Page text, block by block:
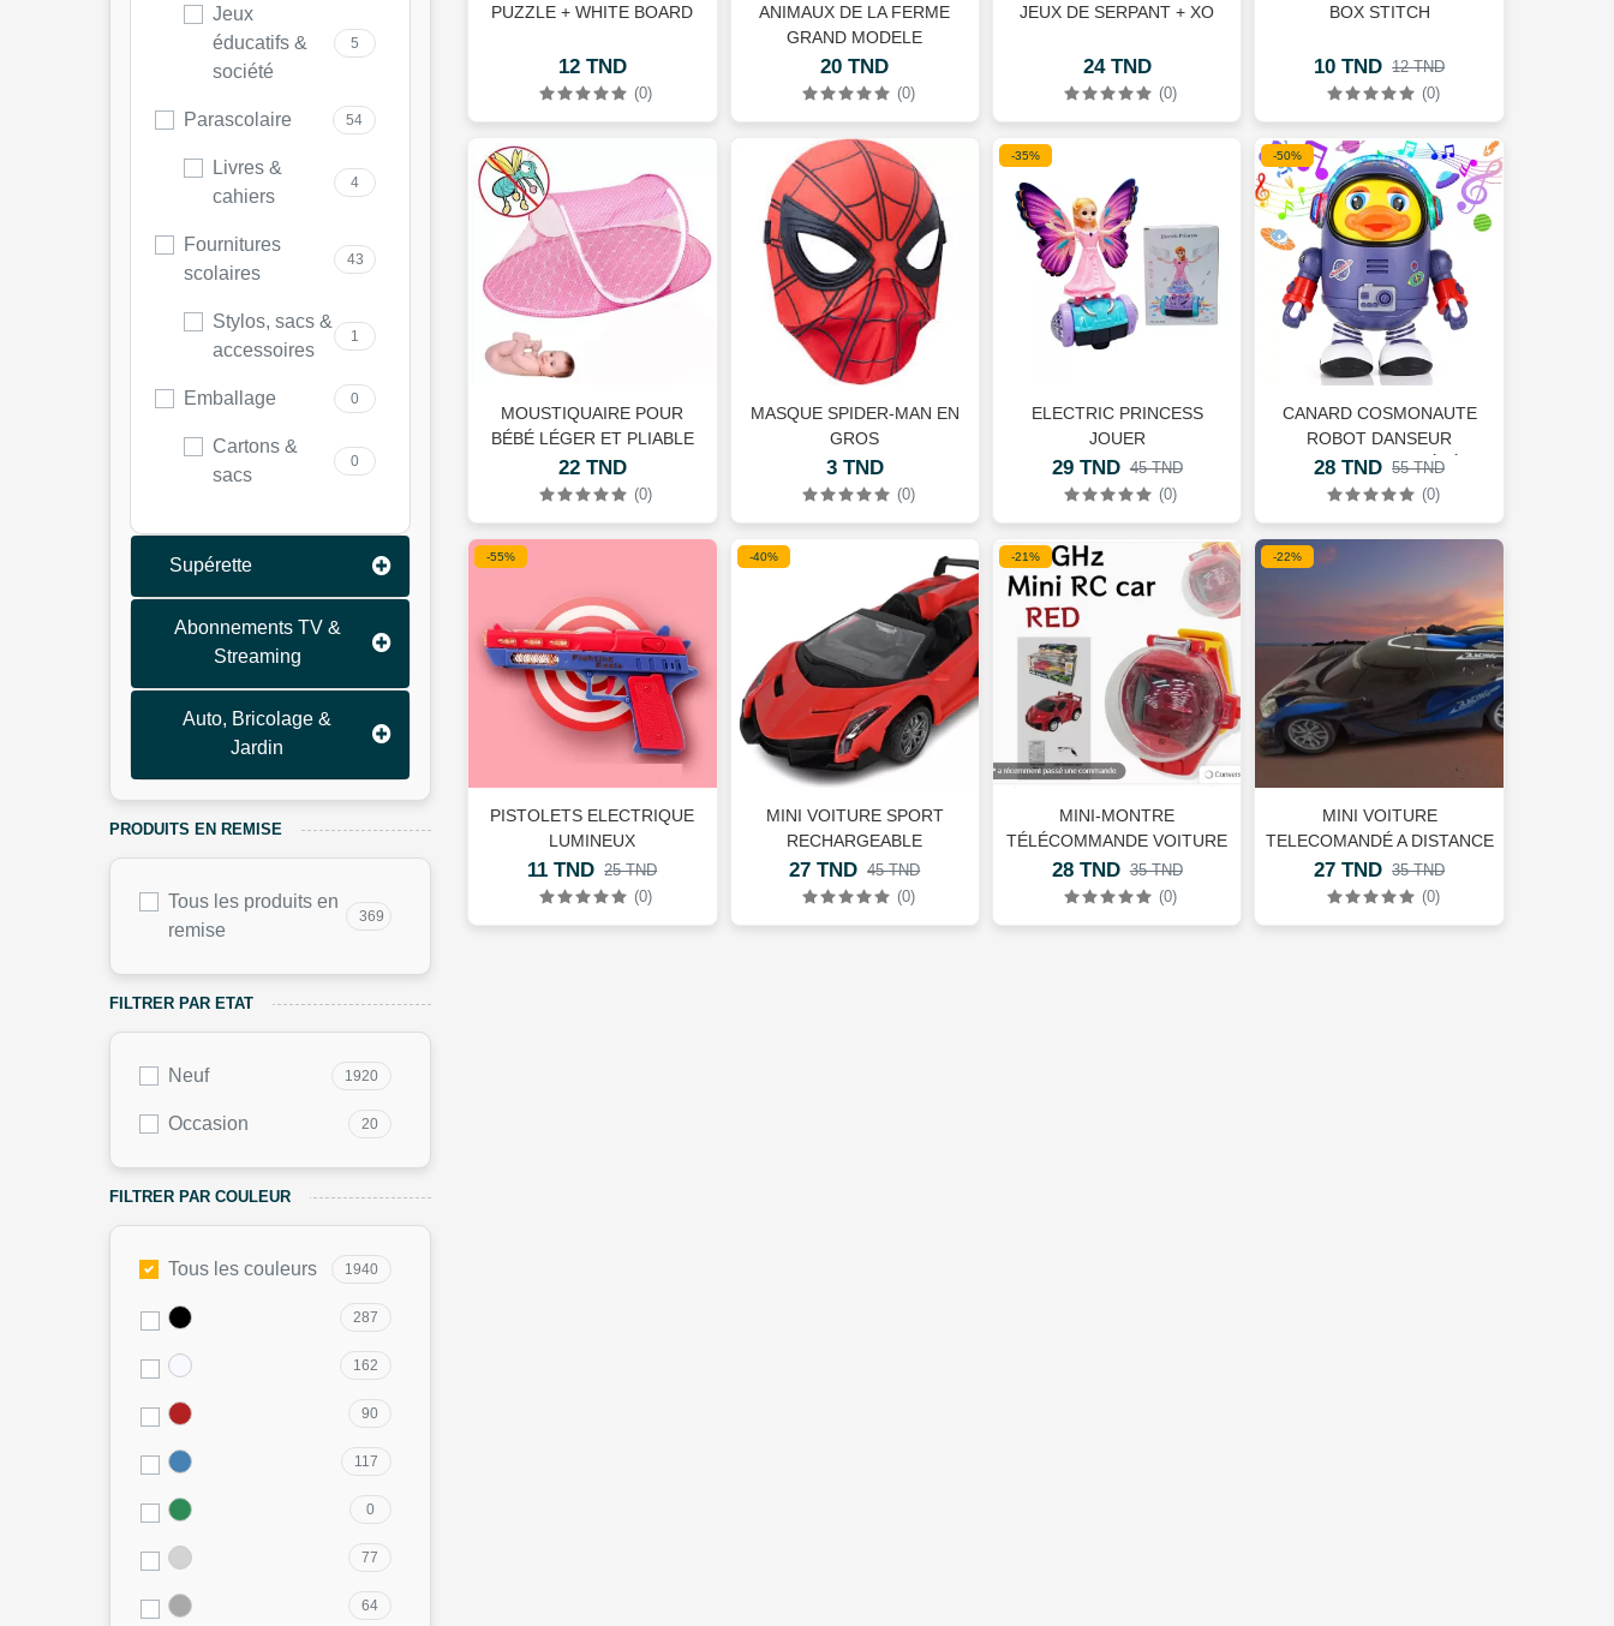
Jeux
éducatifs &
société
5
Parascolaire 54
Livres &
cahiers
4
Fournitures
scolaires
43
Stylos, sacs &
accessoires
1
Emballage 0
Cartons &
sacs
0
Supérette
Abonnements TV &
Streaming
Auto, Bricolage &
Jardin
PRODUITS EN REMISE
Tous les produits en
remise
369
FILTRER PAR ETAT
Neuf 1920
Occasion 20
FILTRER PAR COULEUR
Tous les couleurs 1940
287
162
90
117
0
77
64
PUZZLE + WHITE BOARD
12 TND
(0)
ANIMAUX DE LA FERME
GRAND MODELE
20 TND
(0)
JEUX DE SERPANT + XO
24 TND
(0)
BOX STITCH
10 TND 12 TND
(0)
MOUSTIQUAIRE POUR
BÉBÉ LÉGER ET PLIABLE
22 TND
(0)
MASQUE SPIDER-MAN EN
GROS
3 TND
(0)
-35%
ELECTRIC PRINCESS
JOUER
29 TND 45 TND
(0)
-50%
CANARD COSMONAUTE
ROBOT DANSEUR
ASTRONAUTE BÉBÉ
CANARD
28 TND 55 TND
(0)
-55%
PISTOLETS ELECTRIQUE
LUMINEUX
11 TND 25 TND
(0)
-40%
MINI VOITURE SPORT
RECHARGEABLE
27 TND 45 TND
(0)
-21%
MINI-MONTRE
TÉLÉCOMMANDE VOITURE
28 TND 35 TND
(0)
-22%
MINI VOITURE
TELECOMANDÉ A DISTANCE
LUMINEUSE
27 TND 35 TND
(0)